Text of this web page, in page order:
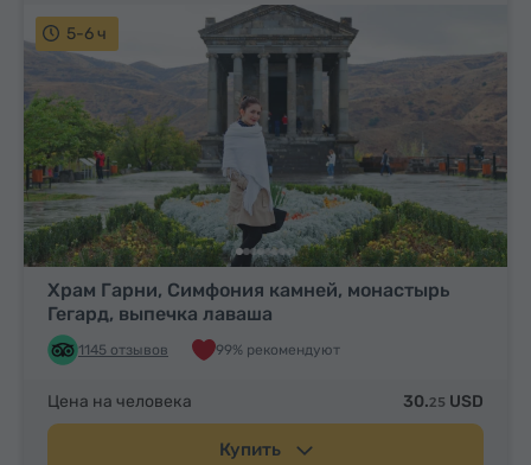
5-6 ч
Храм Гарни, Симфония камней, монастырь
Гегард, выпечка лаваша
1145 отзывов 99% рекомендуют
Цена на человека 30.25 USD
Купить